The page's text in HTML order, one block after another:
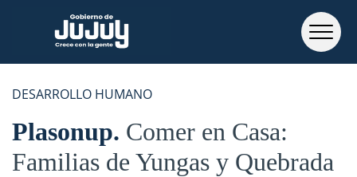
DESARROLLO HUMANO
Plasonup Comer en Casa:
Familias de Yungas y Quebrada